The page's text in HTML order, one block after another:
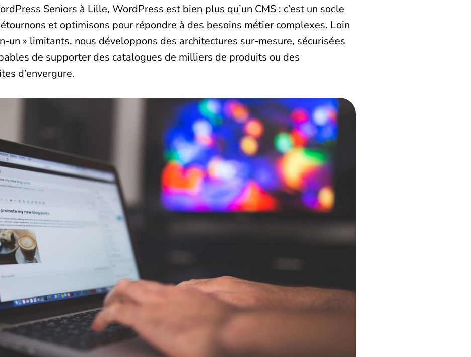
Seniors à Lille, WordPress est bien plus qu’un CMS : c’est un socle
et optimisons pour répondre à des besoins métier complexes. Loin
un » limitants, nous développons des architectures sur-mesure, sécurisées
de supporter des catalogues de milliers de produits ou des
d’envergure.